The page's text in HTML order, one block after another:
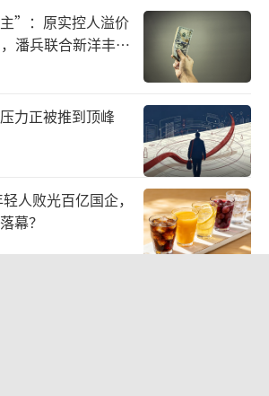
华润饮料旗下除了怡宝之外，
优、怡宝露、至本清润、佐味
、蜜水系列、魔力、愿事之
后奶茶、火咖及海盐荔枝等多个
”：原实控人溢价
潘兵联合新洋丰、
力正被推到顶峰
人败光百亿国企，
幕？